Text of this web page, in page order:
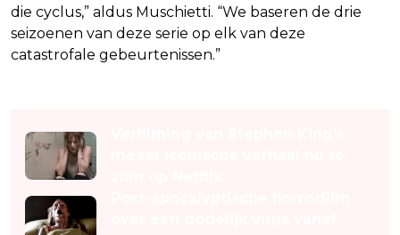
die cyclus,” aldus Muschietti. “We baseren de drie
seizoenen van deze serie op elk van deze
catastrofale gebeurtenissen.”